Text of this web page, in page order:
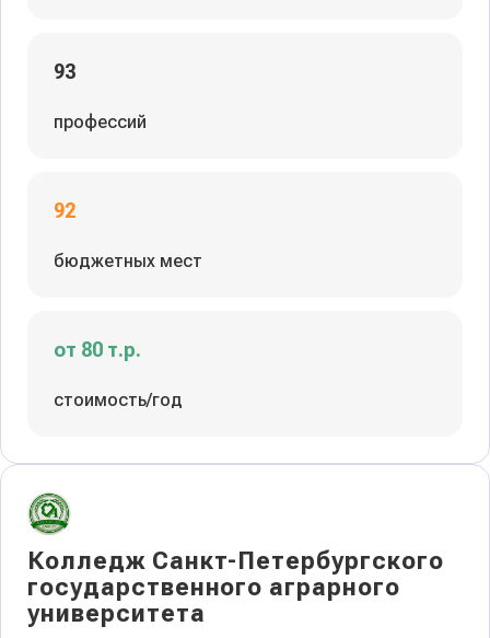
93
профессий
92
бюджетных мест
от 80 т.р.
стоимость/год
Колледж Санкт-Петербургского
государственного аграрного
университета